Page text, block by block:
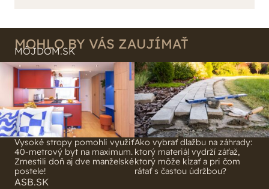
MOHLO BY VÁS ZAUJÍMAŤ
MÔJDOM.SK
Vysoké stropy pomohli využiť
40-metrový byt na maximum.
Zmestili doň aj dve manželské
postele!
Ako vybrať dlažbu na záhrady:
ktorý materiál vydrží záťaž,
ktorý môže kĺzať a pri čom
rátať s častou údržbou?
ASB.SK